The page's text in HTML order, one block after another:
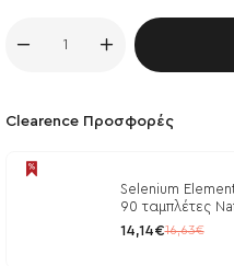
Clearence Προσφορές
Selenium
90 ταμπλέτες
Μέταλλα
14,14€16,63€